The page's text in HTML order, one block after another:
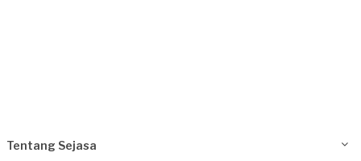
Tentang Sejasa